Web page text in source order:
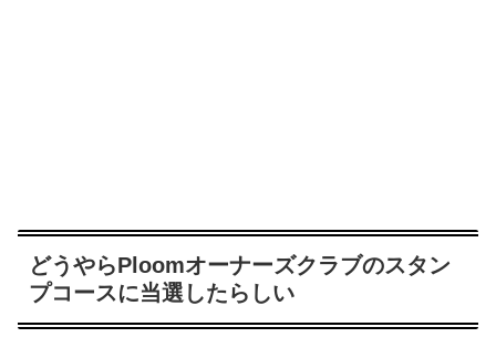
どうやらPloomオーナーズクラブのスタン
プコースに当選したらしい